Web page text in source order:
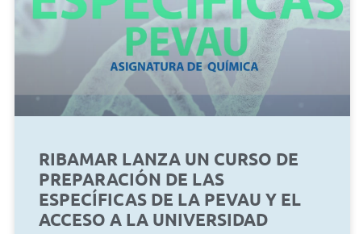
RIBAMAR LANZA UN CURSO DE
PREPARACIÓN DE LAS
ESPECÍFICAS DE LA PEVAU Y EL
ACCESO A LA UNIVERSIDAD